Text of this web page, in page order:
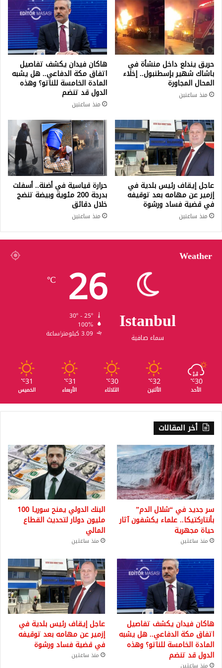
حريق يندلع داخل منشأة في
باشاك شهير بإسطنبول.. إخلاء
المحال المجاورة
منذ ساعتين
هاكان فيدان يكشف تفاصيل
اتفاق مكة الدفاعي.. هل يشبه
المادة الخامسة للناتو؟ وهذه
الدول قد تنضم
منذ ساعتين
عاجل إيقاف رئيس بلدية في
إزمير عن مهامه بعد توقيفه
في قضية فساد ورشوة
منذ ساعتين
حرارة قياسية في أضنة.. أسفلت
بدرجة 200 مئوية وبيضة تنضج
خلال دقائق
منذ ساعتين
Weather
Istanbul
سماء صافية
26
℃
100%
3.09 كيلومتر/ساعة
30
℃
الأحد
32
℃
الأثنين
30
℃
الثلاثاء
31
℃
الأربعاء
31
℃
الخميس
أخر المقالات
سر جديد في “شلال الدم”
بأنتاركتيكا.. علماء يكشفون آثار
حياة مجهرية
منذ ساعتين
البنك الدولي يمنح سوريا 100
مليون دولار لتحديث القطاع
المالي
منذ ساعتين
هاكان فيدان يكشف تفاصيل
اتفاق مكة الدفاعي.. هل يشبه
المادة الخامسة للناتو؟ وهذه
الدول قد تنضم
منذ ساعتين
عاجل إيقاف رئيس بلدية في
إزمير عن مهامه بعد توقيفه
في قضية فساد ورشوة
منذ ساعتين